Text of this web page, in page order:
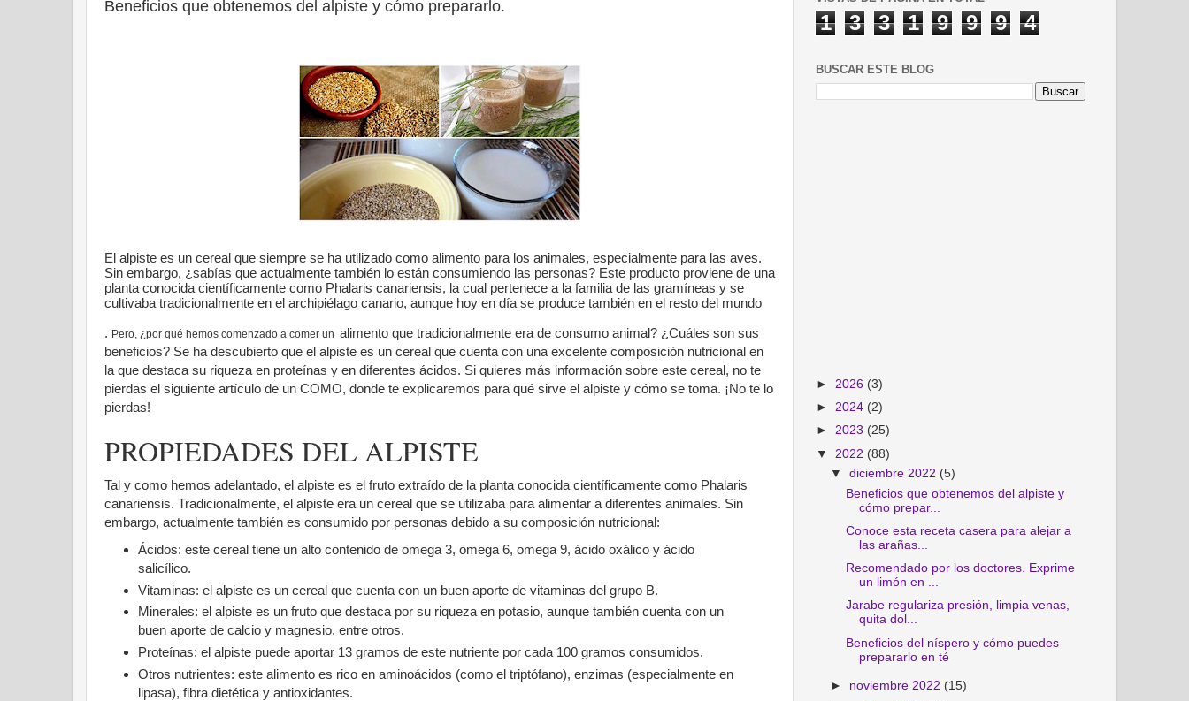
Beneficios que obtenemos del alpiste y cómo prepararlo.
El alpiste es un cereal que siempre se ha utilizado como alimento para los animales, especialmente para las aves.
Sin embargo, ¿sabías que actualmente también lo están consumiendo las personas? Este producto proviene de una
planta conocida científicamente como Phalaris canariensis, la cual pertenece a la familia de las gramíneas y se
cultivaba tradicionalmente en el archipiélago canario, aunque hoy en día se produce también en el resto del mundo
. Pero, ¿por qué hemos comenzado a comer un alimento que tradicionalmente era de consumo animal? ¿Cuáles son sus
beneficios? Se ha descubierto que el alpiste es un cereal que cuenta con una excelente composición nutricional en
la que destaca su riqueza en proteínas y en diferentes ácidos. Si quieres más información sobre este cereal, no te
pierdas el siguiente artículo de un COMO, donde te explicaremos para qué sirve el alpiste y cómo se toma. ¡No te lo
pierdas!
PROPIEDADES DEL ALPISTE
Tal y como hemos adelantado, el alpiste es el fruto extraído de la planta conocida científicamente como Phalaris
canariensis. Tradicionalmente, el alpiste era un cereal que se utilizaba para alimentar a diferentes animales. Sin
embargo, actualmente también es consumido por personas debido a su composición nutricional:
Ácidos: este cereal tiene un alto contenido de omega 3, omega 6, omega 9, ácido oxálico y ácido
salicílico.
Vitaminas: el alpiste es un cereal que cuenta con un buen aporte de vitaminas del grupo B.
Minerales: el alpiste es un fruto que destaca por su riqueza en potasio, aunque también cuenta con un
buen aporte de calcio y magnesio, entre otros.
Proteínas: el alpiste puede aportar 13 gramos de este nutriente por cada 100 gramos consumidos.
Otros nutrientes: este alimento es rico en aminoácidos (como el triptófano), enzimas (especialmente en
lipasa), fibra dietética y antioxidantes.
1 3 3 1 9 9 9 4
BUSCAR ESTE BLOG
► 2026 (3)
► 2024 (2)
► 2023 (25)
▼ 2022 (88)
▼diciembre 2022 (5)
Beneficios que obtenemos del alpiste y
cómo prepar...
Conoce esta receta casera para alejar a
las arañas...
Recomendado por los doctores. Exprime
un limón en ...
Jarabe regulariza presión, limpia venas,
quita dol...
Beneficios del níspero y cómo puedes
prepararlo en té
► noviembre 2022 (15)